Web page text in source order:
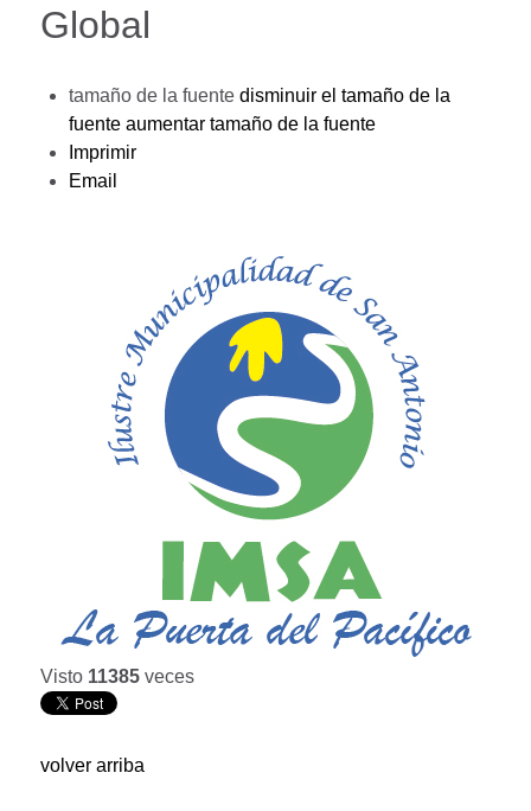
Global
tamaño de la fuente disminuir el tamaño de la
fuente aumentar tamaño de la fuente
Imprimir
Email
Visto 11385 veces
volver arriba